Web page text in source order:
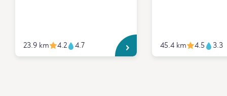
23.9 km 4.2 4.7 45.4 km 4.5 3.3